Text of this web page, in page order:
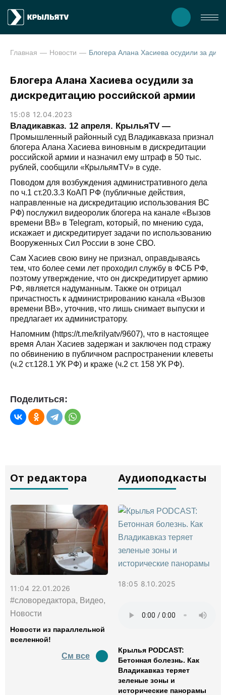
Главная Новости
Блогера Алана Хасиева осудили за
дискредитацию российской армии
15:08 12.04.2023
Владикавказ. 12 апреля. КрыльяTV —
Промышленный районный суд Владикавказа признал
блогера Алана Хасиева виновным в дискредитации
российской армии и назначил ему штраф в 50 тыс.
рублей, сообщили «КрыльямTV» в суде.
Поводом для возбуждения административного дела
по ч.1 ст.20.3.3 КоАП РФ (публичные действия,
направленные на дискредитацию использования ВС
РФ) послужил видеоролик блогера на канале «Вызов
времени ВВ» в Telegram, который, по мнению суда,
искажает и дискредитирует задачи по использованию
Вооруженных Сил России в зоне СВО.
Сам Хасиев свою вину не признал, оправдываясь
тем, что более семи лет проходил службу в ФСБ РФ,
поэтому утверждение, что он дискредитирует армию
РФ, является надуманным. Также он отрицал
причастность к администрированию канала «Вызов
времени ВВ», уточнив, что лишь снимает выпуски и
предлагает их администратору.
Напомним (https://t.me/krilyatv/9607), что в настоящее
время Алан Хасиев задержан и заключен под стражу
по обвинению в публичном распространении клеветы
(ч.2 ст.128.1 УК РФ) и краже (ч.2 ст. 158 УК РФ).
Поделиться:
От редактора
11:04 22.01.2026
#словоредактора, Видео,
Новости
Новости из параллельной
вселенной!
См все
Аудиоподкасты
18:05 8.10.2025
Крылья PODCAST:
Бетонная болезнь. Как
Владикавказ теряет
зеленые зоны и
исторические панорамы